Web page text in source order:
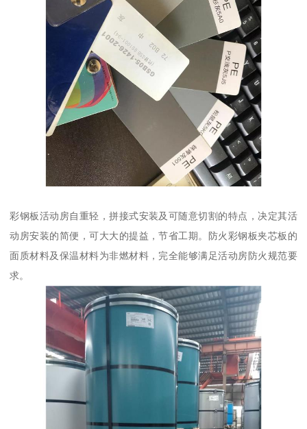
彩钢板活动房自重轻，拼接式安装及可随意切割的特点，决定其活
动房安装的简便，可大大的提益，节省工期。防火彩钢板夹芯板的
面质材料及保温材料为非燃材料，完全能够满足活动房防火规范要
求。